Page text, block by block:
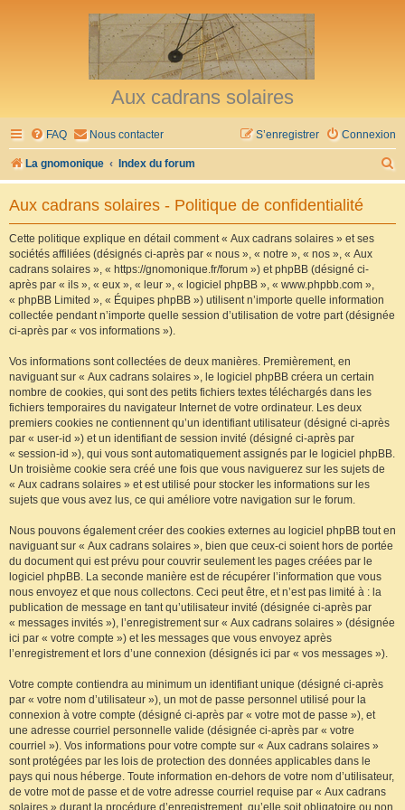
Aux cadrans solaires
FAQ Nous contacter Connexion
S’enregistrer
La gnomonique Index du forum
e
Aux cadrans solaires - Politique de confidentialité
Cette politique explique en détail comment « Aux cadrans solaires » et ses
sociétés affiliées (désignés ci-après par « nous », « notre », « nos », « Aux
cadrans solaires », « https://gnomonique.fr/forum ») et phpBB (désigné ci-
après par « ils », « eux », « leur », « logiciel phpBB », « www.phpbb.com »,
« phpBB Limited », « Équipes phpBB ») utilisent n’importe quelle information
collectée pendant n’importe quelle session d’utilisation de votre part (désignée
ci-après par « vos informations »).
Vos informations sont collectées de deux manières. Premièrement, en
naviguant sur « Aux cadrans solaires », le logiciel phpBB créera un certain
nombre de cookies, qui sont des petits fichiers textes téléchargés dans les
fichiers temporaires du navigateur Internet de votre ordinateur. Les deux
premiers cookies ne contiennent qu’un identifiant utilisateur (désigné ci-après
par « user-id ») et un identifiant de session invité (désigné ci-après par
« session-id »), qui vous sont automatiquement assignés par le logiciel phpBB.
Un troisième cookie sera créé une fois que vous naviguerez sur les sujets de
« Aux cadrans solaires » et est utilisé pour stocker les informations sur les
sujets que vous avez lus, ce qui améliore votre navigation sur le forum.
Nous pouvons également créer des cookies externes au logiciel phpBB tout en
naviguant sur « Aux cadrans solaires », bien que ceux-ci soient hors de portée
du document qui est prévu pour couvrir seulement les pages créées par le
logiciel phpBB. La seconde manière est de récupérer l’information que vous
nous envoyez et que nous collectons. Ceci peut être, et n’est pas limité à : la
publication de message en tant qu’utilisateur invité (désignée ci-après par
« messages invités »), l’enregistrement sur « Aux cadrans solaires » (désignée
ici par « votre compte ») et les messages que vous envoyez après
l’enregistrement et lors d’une connexion (désignés ici par « vos messages »).
Votre compte contiendra au minimum un identifiant unique (désigné ci-après
par « votre nom d’utilisateur »), un mot de passe personnel utilisé pour la
connexion à votre compte (désigné ci-après par « votre mot de passe »), et
une adresse courriel personnelle valide (désignée ci-après par « votre
courriel »). Vos informations pour votre compte sur « Aux cadrans solaires »
sont protégées par les lois de protection des données applicables dans le
pays qui nous héberge. Toute information en-dehors de votre nom d’utilisateur,
de votre mot de passe et de votre adresse courriel requise par « Aux cadrans